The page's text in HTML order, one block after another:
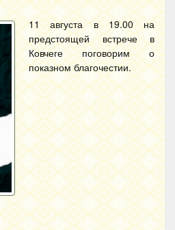
11 августа в 19.00 на
предстоящей встрече в
Ковчеге поговорим о
показном благочестии.